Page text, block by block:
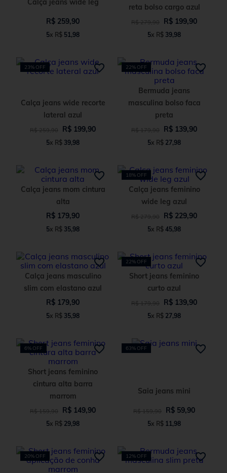
Calça jeans wide leg
R$ 259,90
5x R$ 51 ,98
reta bolso cargo azul
R$ 279,90 R$ 199,90
5x R$ 39,98
23% OFF
Calça jeans wide recorte
lateral azul
R$ 259,90 R$ 199,90
5x R$ 39,98
22% OFF
Bermuda jeans
masculina bolso faca
preta
R$ 179,90 R$ 139,90
5x R$ 27,98
Calça jeans mom cintura
alta
R$ 179,90
5x R$ 35,98
18% OFF
Calça jeans feminino
wide leg azul
R$ 279,90 R$ 229,90
5x R$ 45,98
Calça jeans masculino
slim com elastano azul
R$ 179,90
5x R$ 35,98
22% OFF
Short jeans feminino
curto azul
R$ 179,90 R$ 139,90
5x R$ 27,98
6% OFF
Short jeans feminino
cintura alta barra
marrom
R$ 159,90 R$ 149,90
5x R$ 29,98
63% OFF
Saia jeans mini
R$ 159,90 R$ 59,90
5x R$ 11 ,98
20% OFF 12% OFF